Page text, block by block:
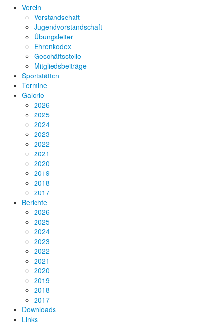
Verein
Vorstandschaft
Jugendvorstandschaft
Übungsleiter
Ehrenkodex
Geschäftsstelle
Mitgliedsbeiträge
Sportstätten
Termine
Galerie
2026
2025
2024
2023
2022
2021
2020
2019
2018
2017
Berichte
2026
2025
2024
2023
2022
2021
2020
2019
2018
2017
Downloads
Links